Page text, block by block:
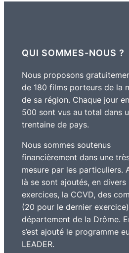
QUI SOMMES-NOUS ?
Nous proposons
de 180 films porteurs de la
de sa région. Chaque jour
500 sont vus au total dans
trentaine de pays.
Nous sommes soutenus
financièrement dans une
mesure par les particuliers.
là se sont ajoutés, en divers
exercices, la CCVD, des
(20 pour le dernier
département de la Drôme.
s’est ajouté le programme
LEADER.